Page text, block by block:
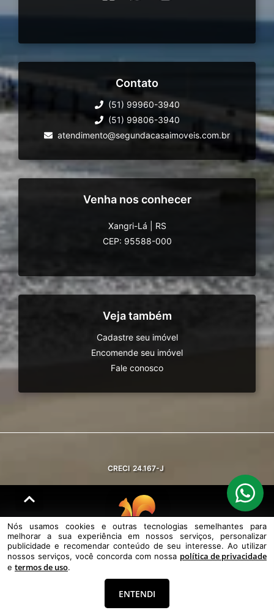
Contato
(51) 99960-3940
(51) 99806-3940
atendimento@segundacasaimoveis.com.br
Venha nos conhecer
Xangri-Lá
RS
CEP: 95588-000
Veja também
Cadastre seu imóvel
Encomende seu imóvel
Fale conosco
CRECI 24.167-J
© DESENVOLVIDO PELAAGIL.NET
Nós usamos cookies e outras tecnologias semelhantes para melhorar a
sua experiência em nossos serviços, personalizar publicidade e
Nós usamos cookies e outras tecnologias semelhantes para
melhorar a sua experiência em nossos serviços, personalizar
publicidade e recomendar conteúdo de seu interesse. Ao utilizar
nossos serviços, você concorda com nossa política de privacidade
e termos de uso.
ENTENDI